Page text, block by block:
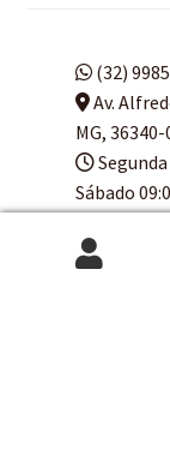
(32)
Av.
MG, 36340-
Segunda
Sábado
Pesquisar
Pesquisar